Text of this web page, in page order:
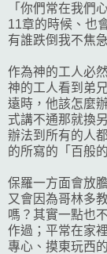
「你們常在我們
11章的時候、也
有誰跌倒我不焦急
作為神的工人必
神的工人看到弟
遠時，他該怎麼
式講不通那就換
辦法到所有的人
的所寫的「百般
保羅一方面會放
又會因為哥林多
嗎？其實一點也
作過；平常在家
專心、摸東玩西